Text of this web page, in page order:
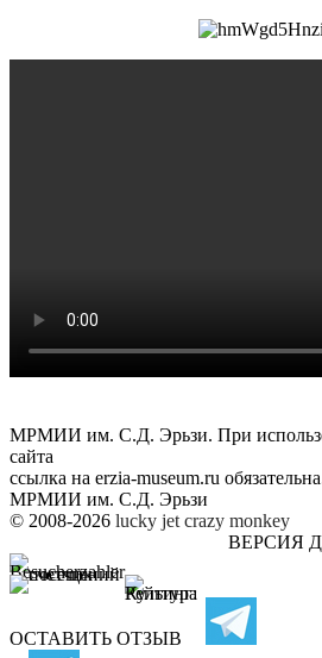
МРМИИ им. С.Д. Эрьзи. При
сайта
ссылка на erzia-museum.ru
МРМИИ им. С.Д. Эрьзи
© 2008-2026 lucky jet crazy monkey
ВЕРСИЯ
ОСТАВИТЬ ОТЗЫВ